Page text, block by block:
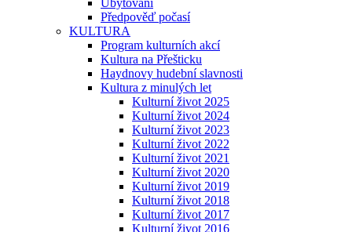
Ubytování
Předpověď počasí
KULTURA
Program kulturních akcí
Kultura na Přešticku
Haydnovy hudební slavnosti
Kultura z minulých let
Kulturní život 2025
Kulturní život 2024
Kulturní život 2023
Kulturní život 2022
Kulturní život 2021
Kulturní život 2020
Kulturní život 2019
Kulturní život 2018
Kulturní život 2017
Kulturní život 2016